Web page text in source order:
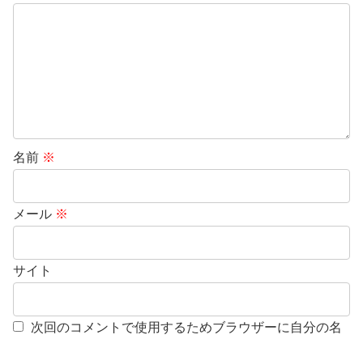
名前 ※
メール ※
サイト
次回のコメントで使用するためブラウザーに自分の名